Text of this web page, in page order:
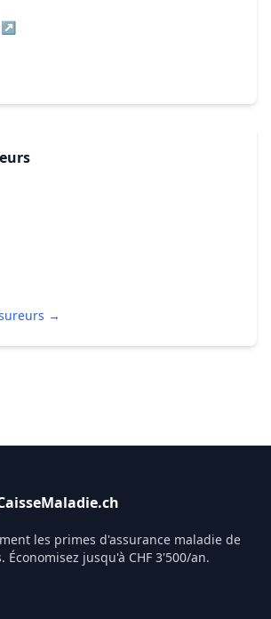
↗
→
les primes d'assurance maladie de
Économisez jusqu'à CHF 3'500/an.